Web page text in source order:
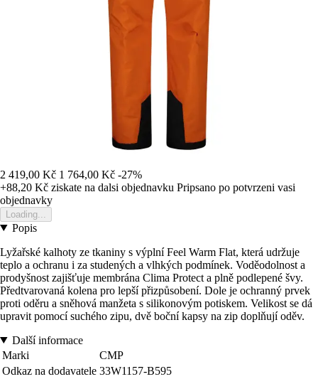
2 419,00 Kč 1 764,00 Kč -27%
+88,20 Kč ziskate na dalsi objednavku Pripsano po potvrzeni vasi
objednavky
Loading...
Popis
Lyžařské kalhoty ze tkaniny s výplní Feel Warm Flat, která udržuje
teplo a ochranu i za studených a vlhkých podmínek. Voděodolnost a
prodyšnost zajišťuje membrána Clima Protect a plně podlepené švy.
Předtvarovaná kolena pro lepší přizpůsobení. Dole je ochranný prvek
proti oděru a sněhová manžeta s silikonovým potiskem. Velikost se dá
upravit pomocí suchého zipu, dvě boční kapsy na zip doplňují oděv.
Další informace
Marki
CMP
Odkaz na dodavatele 33W1157-B595